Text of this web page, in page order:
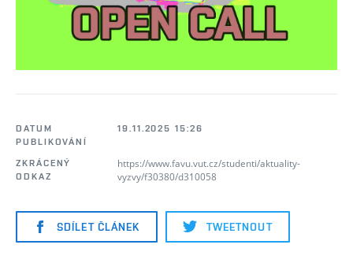
DATUM
PUBLIKOVÁNÍ
19.11.2025 15:26
ZKRÁCENÝ
ODKAZ
https://www.favu.vut.cz/studenti/aktuality-
vyzvy/f30380/d310058
SDÍLET ČLÁNEK TWEETNOUT